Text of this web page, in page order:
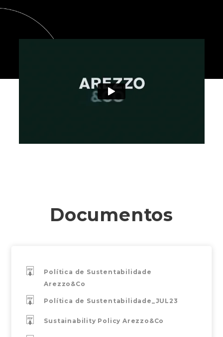
Documentos
Política de Sustentabilidade
Arezzo&Co
Política de Sustentabilidade_JUL23
Sustainability Policy Arezzo&Co